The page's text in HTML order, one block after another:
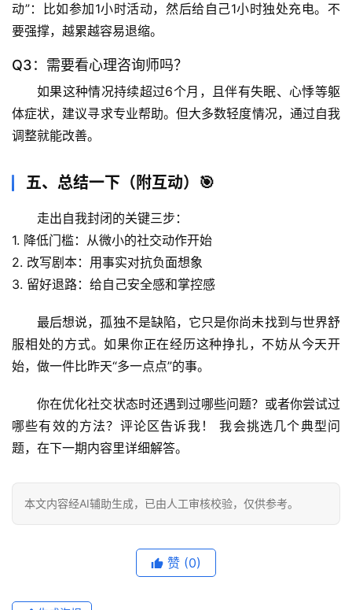
求
真
动”：比如参加1小时活动，然后给自己1小时独处充电。不
要强撑，越累越容易退缩。
Q3：需要看心理咨询师吗？
如果这种情况持续超过6个月，且伴有失眠、心悸等躯
体症状，建议寻求专业帮助。但大多数轻度情况，通过自我
调整就能改善。
五、总结一下（附互动）🎯
走出自我封闭的关键三步：
1. 降低门槛：从微小的社交动作开始
2. 改写剧本：用事实对抗负面想象
3. 留好退路：给自己安全感和掌控感
最后想说，孤独不是缺陷，它只是你尚未找到与世界舒
服相处的方式。如果你正在经历这种挣扎，不妨从今天开
始，做一件比昨天“多一点点”的事。
你在优化社交状态时还遇到过哪些问题？或者你尝试过
哪些有效的方法？评论区告诉我！
我会挑选几个典型问
题，在下一期内容里详细解答。
本文内容经AI辅助生成，已由人工审核校验，仅供参考。
赞 (0)